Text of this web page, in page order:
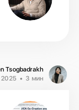
Tsogbadrakh
2025
3 мин